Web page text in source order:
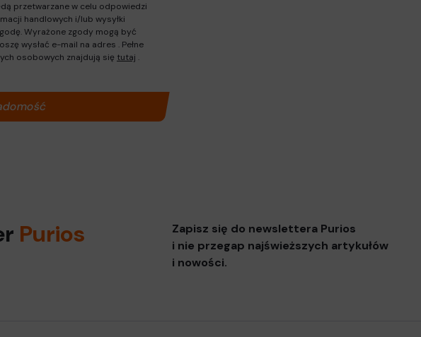
przetwarzane w celu odpowiedzi
handlowych i/lub wysyłki
Wyrażone zgody mogą być
wysłać e-mail na adres . Pełne
osobowych znajdują się tutaj .
Purios
Zapisz się do newslettera Purios
i nie przegap najświeższych artykułów
i nowości.